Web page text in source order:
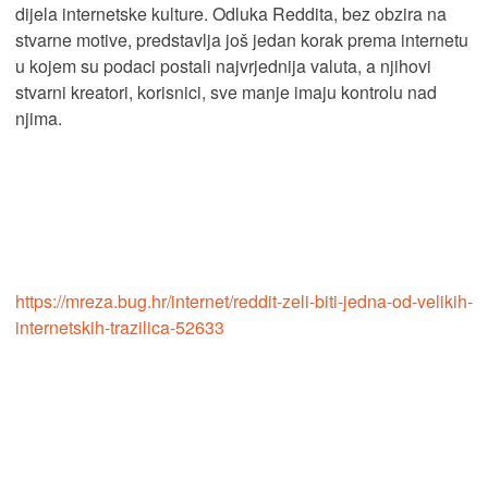
dijela internetske kulture. Odluka Reddita, bez obzira na
stvarne motive, predstavlja još jedan korak prema internetu
u kojem su podaci postali najvrjednija valuta, a njihovi
stvarni kreatori, korisnici, sve manje imaju kontrolu nad
njima.
https://mreza.bug.hr/internet/reddit-zeli-biti-jedna-od-velikih-
internetskih-trazilica-52633